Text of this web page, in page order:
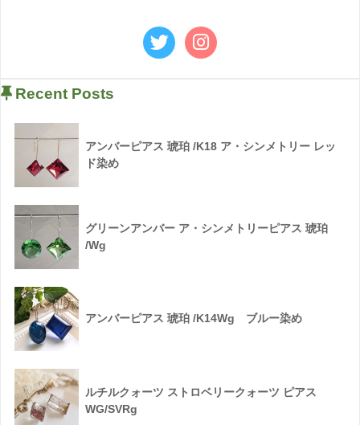
Recent Posts
アンバーピアス 琥珀 /K18 ア・シンメトリー レッ
ド染め
グリーンアンバー ア・シンメトリーピアス 琥珀
/Wg
アンバーピアス 琥珀 /K14Wg ブルー染め
ルチルクォーツ ストロベリークォーツ ピアス
WG/SVRg